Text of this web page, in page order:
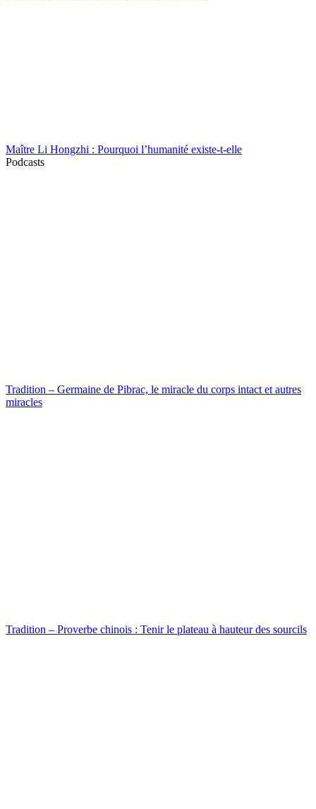
Maître Li Hongzhi : Pourquoi l’humanité existe-t-elle
Podcasts
Tradition – Germaine de Pibrac, le miracle du corps intact et autres
miracles
Tradition – Proverbe chinois : Tenir le plateau à hauteur des sourcils